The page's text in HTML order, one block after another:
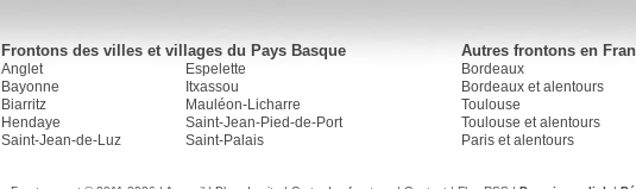
Frontons des villes et villages du Pays Basque
Anglet
Bayonne
Biarritz
Hendaye
Saint-Jean-de-Luz
Espelette
Itxassou
Mauléon-Licharre
Saint-Jean-Pied-de-Port
Saint-Palais
Autres frontons en
Bordeaux
Bordeaux et alentours
Toulouse
Toulouse et alentours
Paris et alentours